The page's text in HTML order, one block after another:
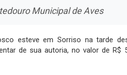
Municipal de Aves
esteve em Sorriso na tarde
de sua autoria, no valor de R$